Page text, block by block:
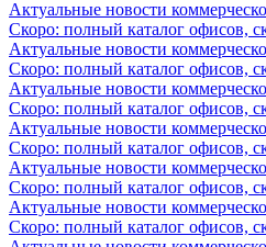
Актуальные новости
Скоро: полный каталог офисов,
Актуальные новости
Скоро: полный каталог офисов,
Актуальные новости
Скоро: полный каталог офисов,
Актуальные новости
Скоро: полный каталог офисов,
Актуальные новости
Скоро: полный каталог офисов,
Актуальные новости
Скоро: полный каталог офисов,